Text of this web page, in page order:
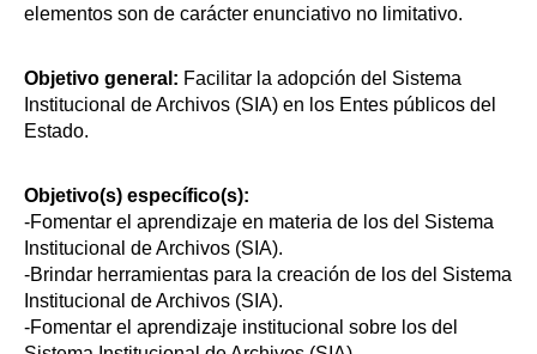
elementos son de carácter enunciativo no limitativo.
Objetivo general: Facilitar la adopción del Sistema
Institucional de Archivos (SIA) en los Entes públicos del
Estado.
Objetivo(s) específico(s):
-Fomentar el aprendizaje en materia de los del Sistema
Institucional de Archivos (SIA).
-Brindar herramientas para la creación de los del Sistema
Institucional de Archivos (SIA).
-Fomentar el aprendizaje institucional sobre los del